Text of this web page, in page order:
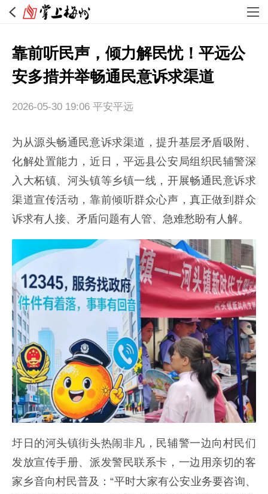
靠前听民声，倾力解民忧！平远公
安多措并举畅通民意诉求渠道
2026-05-30 19:06 平安平远
为从源头畅通民意诉求渠道，提升基层矛盾吸附、
化解处置能力，近日，平远县公安局组织民辅警深
入大柘镇、河头镇等乡镇一线，开展畅通民意诉求
渠道宣传活动，靠前倾听群众心声，真正做到群众
诉求有人接、矛盾问题有人管、急难愁盼有人解。
圩日的河头镇街头热闹非凡，民辅警一边向村民们
发放宣传手册、派发警民联系卡，一边用亲切的客
家乡音向村民普及：“平时大家有公安业务要咨询、